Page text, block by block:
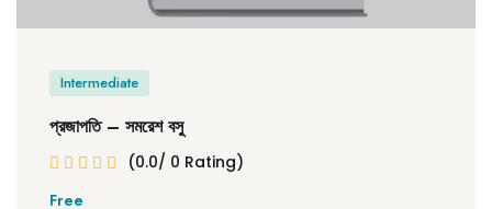
Intermediate
প্রজাপতি – সমরেশ বসু
(0.0/ 0 Rating)
Free